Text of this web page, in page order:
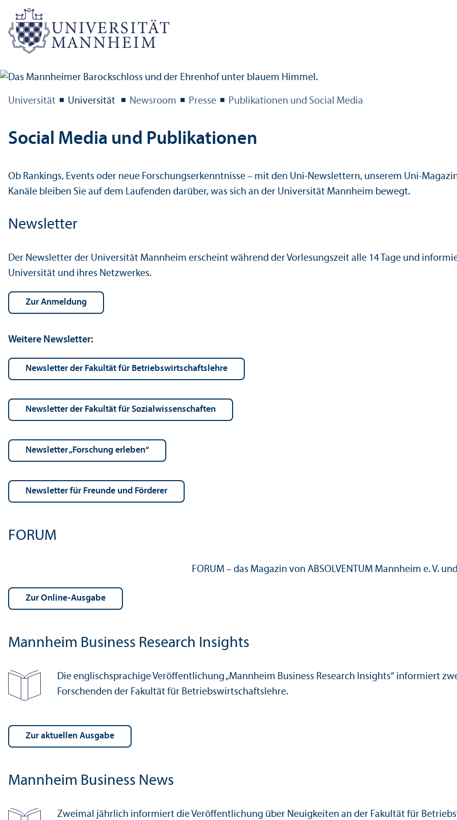
Universität Universität Newsroom Presse Publikationen und Social Media
Social Media und Publikationen
Ob Rankings, Events oder neue Forschungs­er­kenntnisse – mit den Uni-Newslettern, unserem Uni-
Kanäle bleiben Sie auf dem Laufenden darüber, was sich an der Universität Mannheim bewegt.
Newsletter
Der Newsletter der Universität Mannheim erscheint während der Vorlesungs­zeit alle 14 Tage und
Universität und ihres Netzwerkes.
Zur Anmeldung
Weitere Newsletter:
Newsletter der Fakultät für Betriebs­wirtschafts­lehre
Newsletter der Fakultät für Sozial­wissenschaften
Newsletter „Forschung erleben“
Newsletter für Freunde und Förderer
FORUM
FORUM – das Magazin von ABSOLVENTUM Mannheim e. V.
Zur Online-Ausgabe
Mannheim Business Research Insights
Die englischsprach­ige Veröffentlichung „Mannheim Business Research Insights“ informiert
Forschenden der Fakultät für Betriebs­wirtschafts­lehre.
Zur aktuellen Ausgabe
Mannheim Business News
Zweimal jährlich informiert die Veröffentlichung über Neuigkeiten an der Fakultät für